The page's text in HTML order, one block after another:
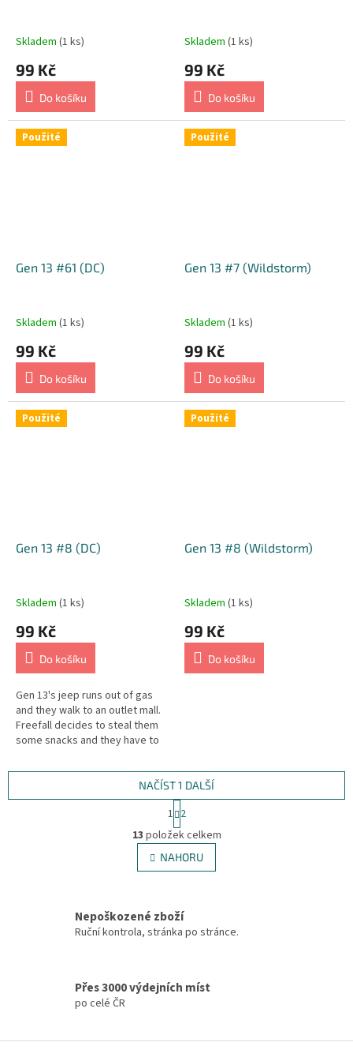
Skladem (1 ks)
99 Kč
Do košíku
Skladem (1 ks)
99 Kč
Do košíku
Použité
Gen 13 #61 (DC)
Skladem (1 ks)
99 Kč
Do košíku
Použité
Gen 13 #7 (Wildstorm)
Skladem (1 ks)
99 Kč
Do košíku
Použité
Gen 13 #8 (DC)
Skladem (1 ks)
99 Kč
Do košíku
Gen 13's jeep runs out of gas
and they walk to an outlet mall.
Freefall decides to steal them
some snacks and they have to
Authority" confront Gen 13...
Použité
Gen 13 #8 (Wildstorm)
Skladem (1 ks)
99 Kč
Do košíku
O
v
l
á
c
í
k
ý
NAČÍST 1 DALŠÍ
t
r
á
n
k
á
n
í
1 2
13 položek celkem
NAHORU
Nepoškozené zboží
Ruční kontrola, stránka po stránce.
Přes 3000 výdejních míst
po celé ČR